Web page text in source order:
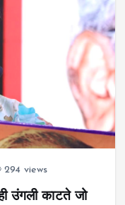
294 views
उंगली काटते जो